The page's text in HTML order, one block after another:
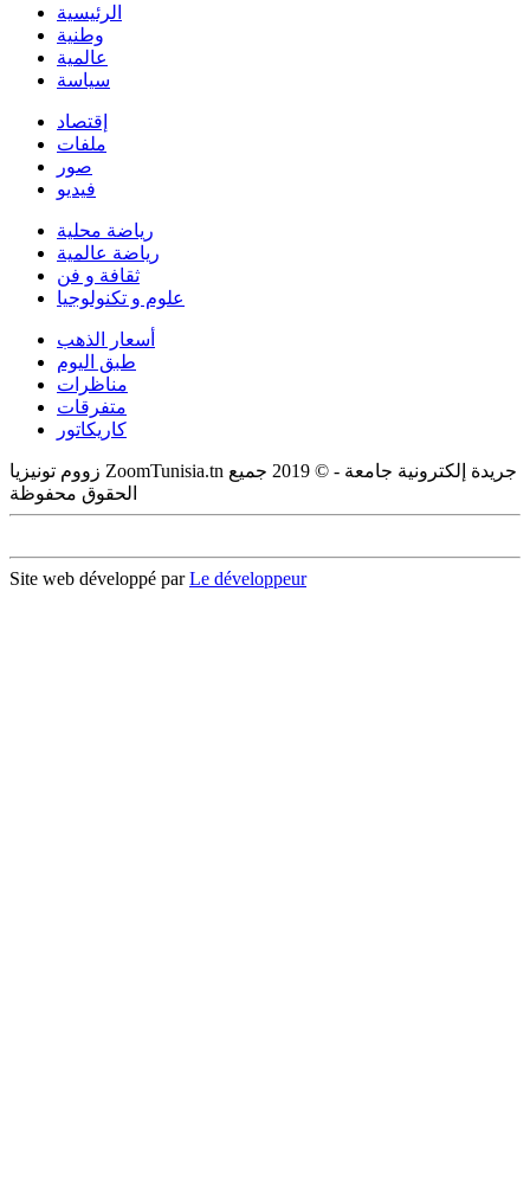
الرئيسية
وطنية
عالمية
سياسة
إقتصاد
ملفات
صور
فيديو
رياضة محلية
رياضة عالمية
ثقافة و فن
علوم و تكنولوجيا
أسعار الذهب
طبق اليوم
مناظرات
متفرقات
كاريكاتور
زووم تونيزيا ZoomTunisia.tn جريدة إلكترونية جامعة - © 2019 جميع
الحقوق محفوظة
Site web développé parLe développeur